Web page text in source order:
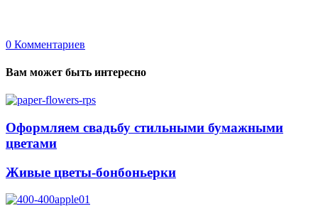
0 Комментариев
Вам может быть интересно
Оформляем свадьбу стильными бумажными
цветами
Живые цветы-бонбоньерки